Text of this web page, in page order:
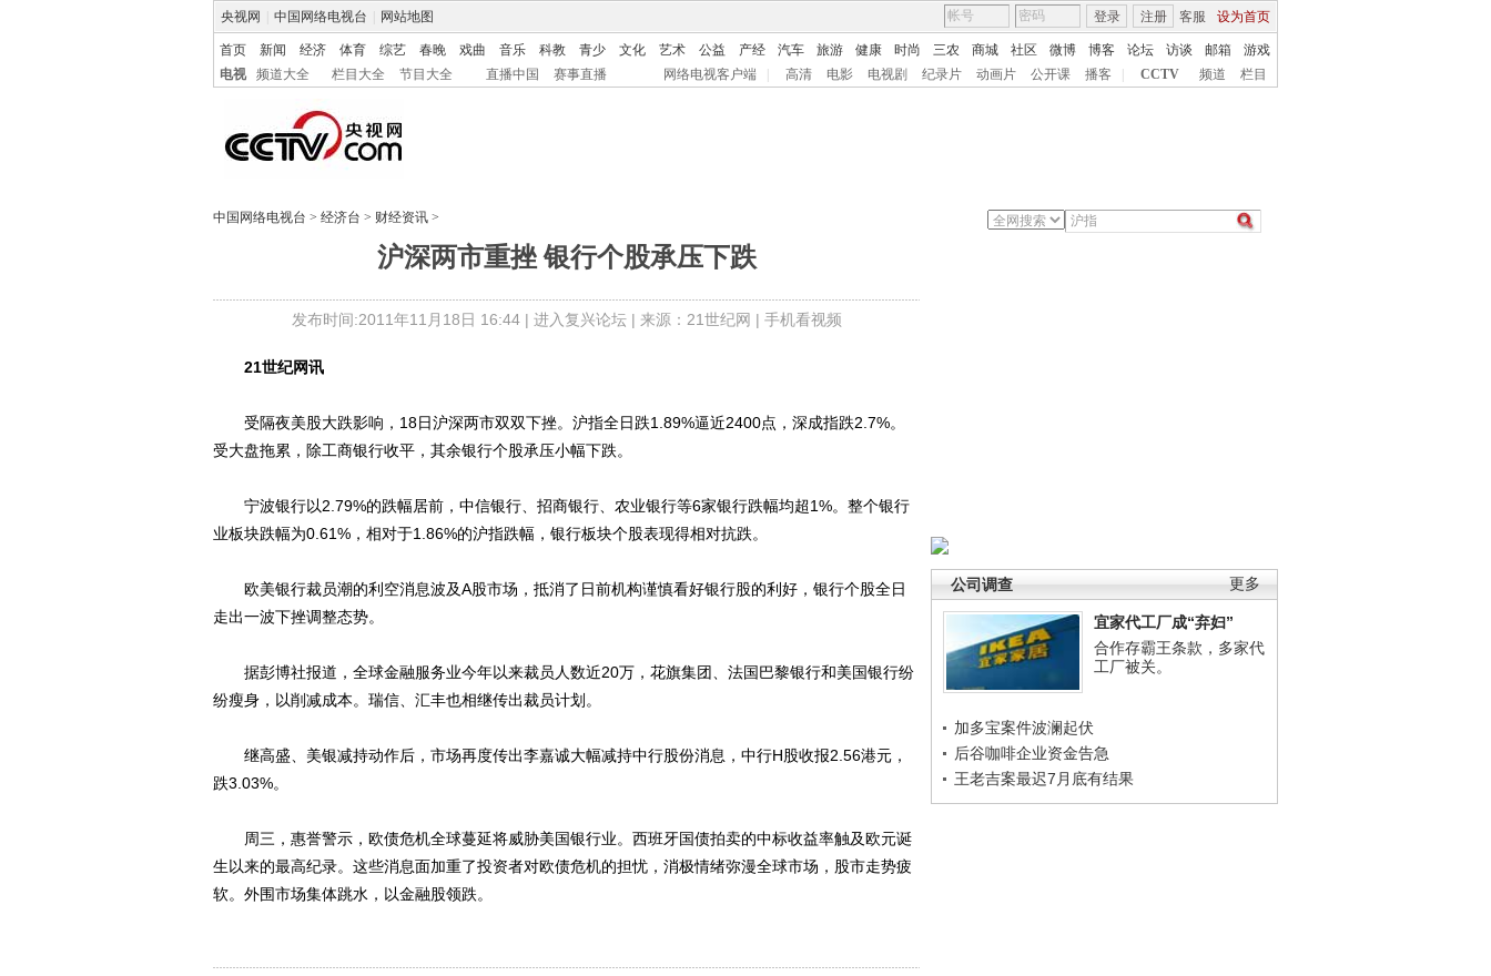
央视网 中国网络电视台 网站地图 客服 设为首页
登录 注册
首页 新闻 经济 体育 综艺 春晚 戏曲 音乐 科教 青少 文化 艺术 公益 产经 汽车 旅游 健康 时尚 三农 商城 社区 微博 博客 论坛 访谈 邮箱
游戏
电视
频道大全 栏目大全 节目大全 直播中国 赛事直播 网络电视客户端 高清 电影 电视剧 纪录片 动画片 公开课 播客 CCTV 频道 栏目
中国网络电视台 > 经济台 > 财经资讯 >
沪深两市重挫 银行个股承压下跌
发布时间:2011年11月18日 16:44 | 进入复兴论坛| 来源：21世纪网 | 手机看视频
更多
公司调查
宜家代工厂成“弃妇”
合作存霸王条款，多家代
工厂被关。
加多宝案件波澜起伏
后谷咖啡企业资金告急
王老吉案最迟7月底有结果
21世纪网讯
受隔夜美股大跌影响，18日沪深两市双双下挫。沪指全日跌1.89%逼近2400点，深成指跌2.7%。
受大盘拖累，除工商银行收平，其余银行个股承压小幅下跌。
宁波银行以2.79%的跌幅居前，中信银行、招商银行、农业银行等6家银行跌幅均超1%。整个银行
业板块跌幅为0.61%，相对于1.86%的沪指跌幅，银行板块个股表现得相对抗跌。
欧美银行裁员潮的利空消息波及A股市场，抵消了日前机构谨慎看好银行股的利好，银行个股全日
走出一波下挫调整态势。
据彭博社报道，全球金融服务业今年以来裁员人数近20万，花旗集团、法国巴黎银行和美国银行纷
纷瘦身，以削减成本。瑞信、汇丰也相继传出裁员计划。
继高盛、美银减持动作后，市场再度传出李嘉诚大幅减持中行股份消息，中行H股收报2.56港元，
跌3.03%。
周三，惠誉警示，欧债危机全球蔓延将威胁美国银行业。西班牙国债拍卖的中标收益率触及欧元诞
生以来的最高纪录。这些消息面加重了投资者对欧债危机的担忧，消极情绪弥漫全球市场，股市走势疲
软。外围市场集体跳水，以金融股领跌。